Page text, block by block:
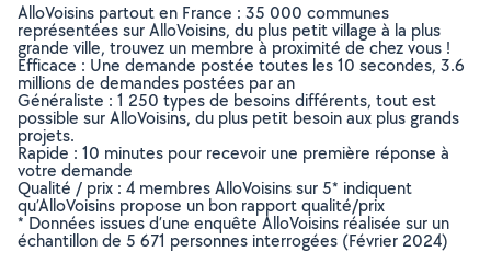
AlloVoisins partout en France : 35 000 communes
représentées sur AlloVoisins, du plus petit village à la plus
grande ville, trouvez un membre à proximité de chez vous !
Efficace : Une demande postée toutes les 10 secondes, 3.6
millions de demandes postées par an
Généraliste : 1 250 types de besoins différents, tout est
possible sur AlloVoisins, du plus petit besoin aux plus grands
projets.
Rapide : 10 minutes pour recevoir une première réponse à
votre demande
Qualité / prix : 4 membres AlloVoisins sur 5* indiquent
qu’AlloVoisins propose un bon rapport qualité/prix
* Données issues d’une enquête AlloVoisins réalisée sur un
échantillon de 5 671 personnes interrogées (Février 2024)